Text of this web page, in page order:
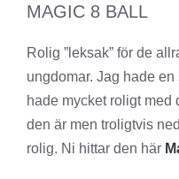
MAGIC 8 BALL
Rolig ”leksak” för de
ungdomar. Jag hade
hade mycket roligt med
den är men troligtvis
rolig. Ni hittar den här